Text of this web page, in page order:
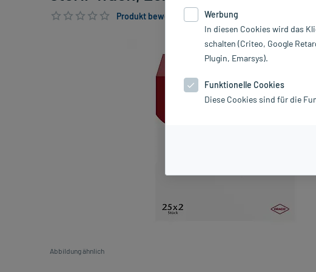
Produkt bewerten & PlusHerzen sichern
Abbildung ähnlich
Werbung
In diesen Cookies wird das
schalten (Criteo, Google
Plugin, Emarsys).
Funktionelle Cookies
Diese Cookies sind für die